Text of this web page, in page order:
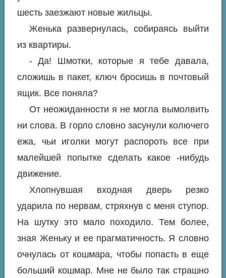
шесть заезжают новые жильцы.
Женька развернулась, собираясь выйти
из квартиры.
- Да! Шмотки, которые я тебе давала,
сложишь в пакет, ключ бросишь в почтовый
ящик. Все поняла?
От неожиданности я не могла вымолвить
ни слова. В горло словно засунули колючего
ежа, чьи иголки могут распороть все при
малейшей попытке сделать какое -нибудь
движение.
Хлопнувшая входная дверь резко
ударила по нервам, стряхнув с меня ступор.
На шутку это мало походило. Тем более,
зная Женьку и ее прагматичность. Я словно
очнулась от кошмара, чтобы попасть в еще
больший кошмар. Мне не было так страшно